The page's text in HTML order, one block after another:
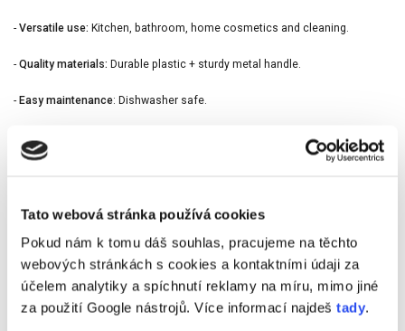
Tato webová stránka používá cookies
Pokud nám k tomu dáš souhlas, pracujeme na těchto
webových stránkách s cookies a kontaktními údaji za
účelem analytiky a spíchnutí reklamy na míru, mimo jiné
za použití Google nástrojů. Více informací najdeš tady.
-Versatile use: Kitchen, bathroom, home cosmetics and cleaning.
-Quality materials: Durable plastic + sturdy metal handle.
- Easy maintenance: Dishwasher safe.
- 1/3 cup measuring cup (78 ml)
- 1/2 cup measuring cup (118 ml)